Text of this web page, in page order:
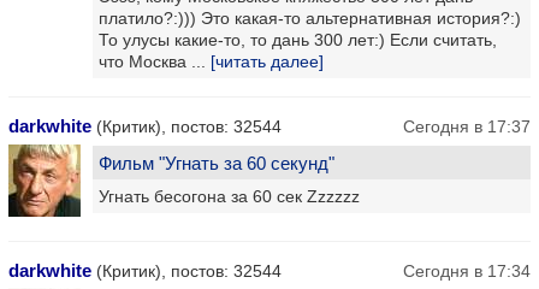
платило?:))) Это какая-то альтернативная история?:)
То улусы какие-то, то дань 300 лет:) Если считать,
что Москва ... [читать далее]
darkwhite (Критик), постов: 32544 Сегодня в 17:37
Фильм "Угнать за 60 секунд"
Угнать бесогона за 60 сек Zzzzzz
darkwhite (Критик), постов: 32544 Сегодня в 17:34